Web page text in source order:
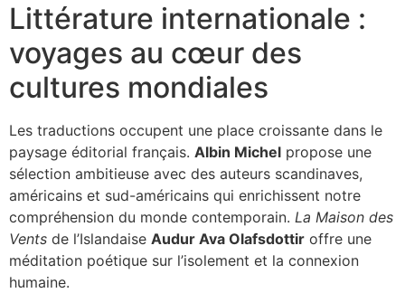
Littérature internationale :
voyages au cœur des
cultures mondiales
Les traductions occupent une place croissante dans le
paysage éditorial français. Albin Michel propose une
sélection ambitieuse avec des auteurs scandinaves,
américains et sud-américains qui enrichissent notre
compréhension du monde contemporain. La Maison des
Vents de l’Islandaise Audur Ava Olafsdottir offre une
méditation poétique sur l’isolement et la connexion
humaine.